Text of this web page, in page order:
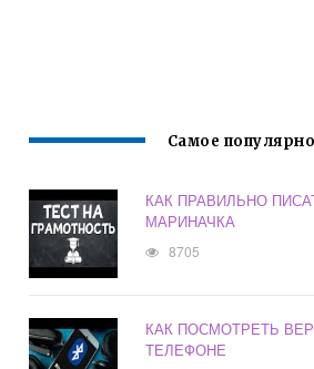
Самое
КАК ПРАВИЛЬНО
МАРИНАЧКА
8705
КАК ПОСМОТРЕТЬ
ТЕЛЕФОНЕ